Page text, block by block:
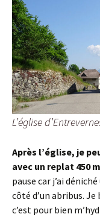
L’église
Après l’église, je
avec un replat 450
pause car j’ai
côté d’un abribus.
c’est pour bien